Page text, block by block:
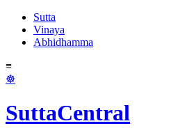
Sutta
Vinaya
Abhidhamma
≡
☸
SuttaCentral